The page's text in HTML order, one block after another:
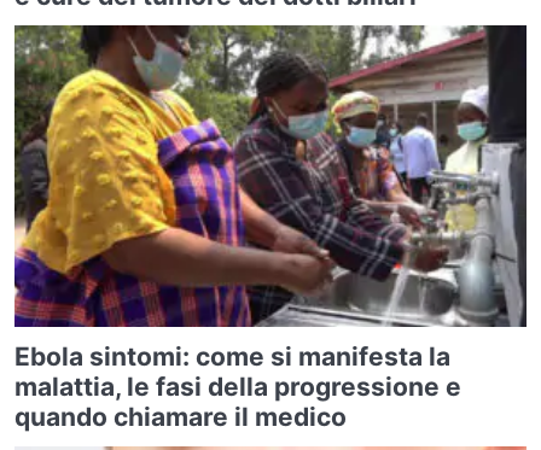
Ebola sintomi: come si manifesta la
malattia, le fasi della progressione e
quando chiamare il medico